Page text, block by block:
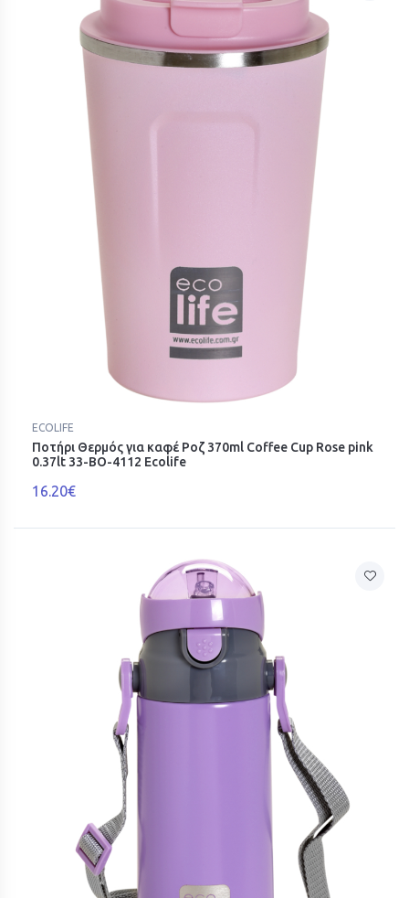
ECOLIFE
Ποτήρι Θερμός για καφέ Ροζ 370ml Coffee Cup Rose pink
0.37lt 33-BO-4112 Ecolife
16.20€